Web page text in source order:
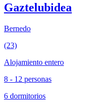
Gaztelubidea
Bernedo
(23)
Alojamiento entero
8 - 12 personas
6 dormitorios